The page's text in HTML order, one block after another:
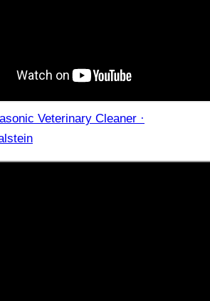
Veterinary Cleaner ·